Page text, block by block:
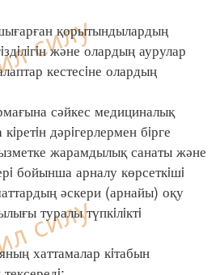
қорытындылардың
және олардың аурулар
кестесiне олардың
сәйкес медициналық
дәрiгерлермен бiрге
жарамдылық санаты және
бойынша арналу көрсеткiшi
әскери (арнайы) оқу
туралы түпкiлiктi
хаттамалар кiтабын